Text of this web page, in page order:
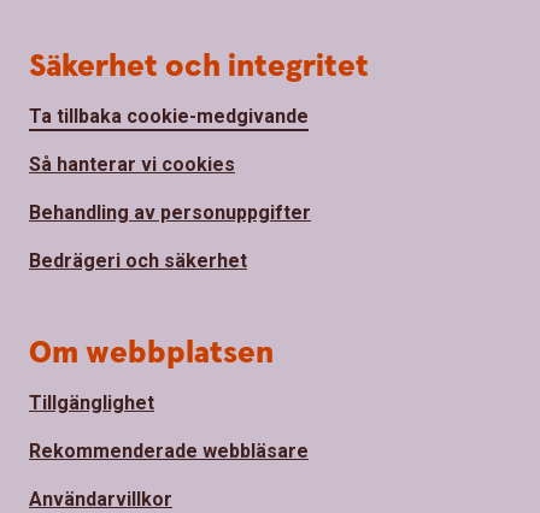
Säkerhet och integritet
Ta tillbaka cookie-medgivande
Så hanterar vi cookies
Behandling av personuppgifter
Bedrägeri och säkerhet
Om webbplatsen
Tillgänglighet
Rekommenderade webbläsare
Användarvillkor